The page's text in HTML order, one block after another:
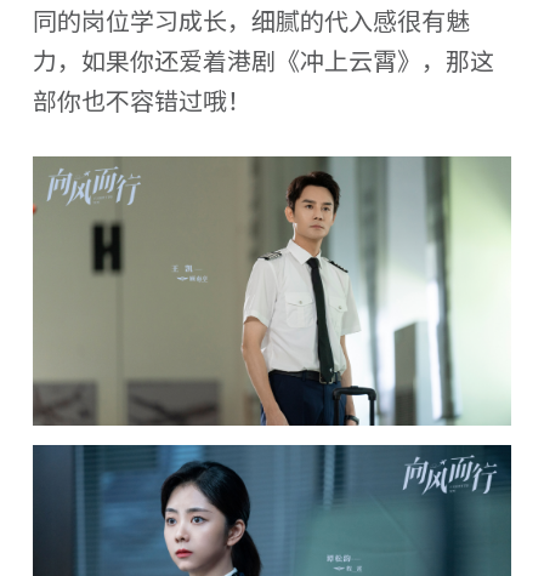
同的岗位学习成长，细腻的代入感很有魅
力，如果你还爱着港剧《冲上云霄》，那这
部你也不容错过哦！